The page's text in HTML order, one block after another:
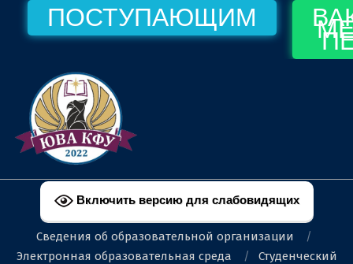
ПОСТУПАЮЩИМ
ФЕОДОСИЙСКИЙ
ФИЛИАЛ
КФУ
Включить версию для слабовидящих
Сведения об образовательной организации
Электронная образовательная среда
Студенческий